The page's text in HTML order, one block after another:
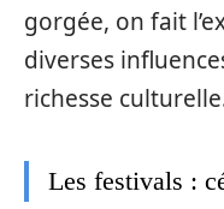
gorgée, on fait
diverses
richesse
Les festivals :